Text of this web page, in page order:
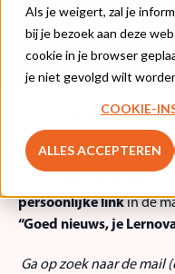
Als je weigert, zal je
bij je bezoek aan deze
cookie in je browser
je niet gevolgd wilt
COOKIE-
ALLES ACCEPTEREN
Vaksessie
✨ Goed
lesmethodes
tot
persoonlijke linkin de
“Goed nieuws, je
Ga op zoek naar de mail